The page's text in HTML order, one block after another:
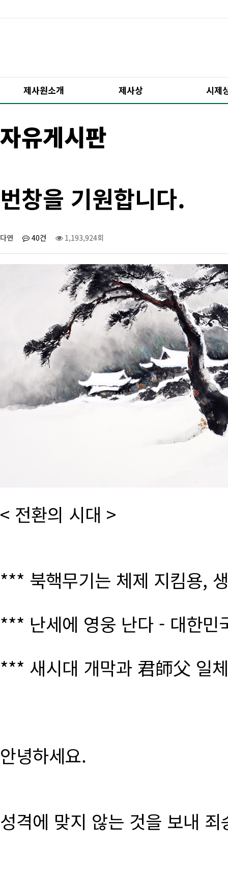
제사원소개 제사상 시제
자유게시판
번창을 기원합니다.
다연 40건 1,193,924회
< 전환의 시대 >
*** 북핵무기는 체제 지킴용,
*** 난세에 영웅 난다 - 대한
*** 새시대 개막과 君師父 일
안녕하세요.
성격에 맞지 않는 것을 보내